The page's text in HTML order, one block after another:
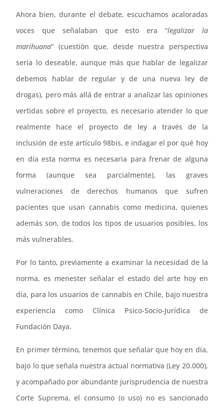
Ahora bien, durante el debate, escuchamos acaloradas
voces que señalaban que esto era “legalizar la
marihuana” (cuestión que, desde nuestra perspectiva
sería lo deseable, aunque más que hablar de legalizar
debemos hablar de regular y de una nueva ley de
drogas), pero más allá de entrar a analizar las opiniones
vertidas sobre el proyecto, es necesario atender lo que
realmente hace el proyecto de ley a través de la
inclusión de este artículo 98bis, e indagar el por qué hoy
en día esta norma es necesaria para frenar de alguna
forma (aunque sea parcialmente), las graves
vulneraciones de derechos humanos que sufren
pacientes que usan cannabis como medicina, quienes
además son, de todos los tipos de usuarios posibles, los
más vulnerables.
Por lo tanto, previamente a examinar la necesidad de la
norma, es menester señalar el estado del arte hoy en
día, para los usuarios de cannabis en Chile, bajo nuestra
experiencia como Clínica Psico-Socio-Jurídica de
Fundación Daya.
En primer término, tenemos que señalar que hoy en día,
bajo lo que señala nuestra actual normativa (Ley 20.000),
y acompañado por abundante jurisprudencia de nuestra
Corte Suprema, el consumo (o uso) no es sancionado